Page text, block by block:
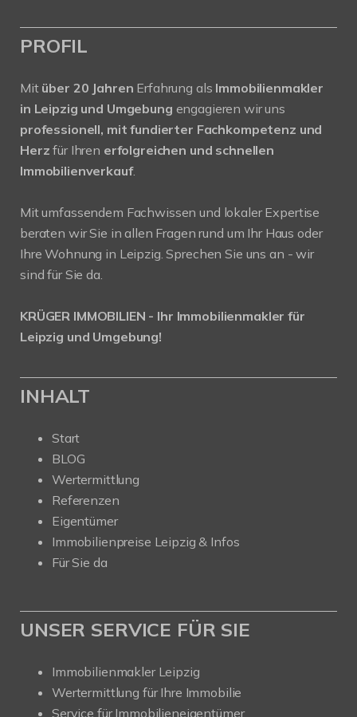
PROFIL
Mit über 20 Jahren Erfahrung als Immobilienmakler
in Leipzig und Umgebung engagieren wir uns
professionell, mit fundierter Fachkompetenz und
Herz für Ihren erfolgreichen und schnellen
Immobilienverkauf.
Mit umfassendem Fachwissen und lokaler Expertise
beraten wir Sie in allen Fragen rund um Ihr Haus oder
Ihre Wohnung in Leipzig. Sprechen Sie uns an - wir
sind für Sie da.
KRÜGER IMMOBILIEN - Ihr Immobilienmakler für
Leipzig und Umgebung!
INHALT
Start
BLOG
Wertermittlung
Referenzen
Eigentümer
Immobilienpreise Leipzig & Infos
Für Sie da
UNSER SERVICE FÜR SIE
Immobilienmakler Leipzig
Wertermittlung für Ihre Immobilie
Service für Immobilieneigentümer